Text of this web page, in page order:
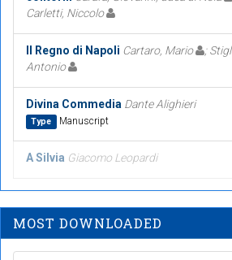
Carletti, Niccolo
Il Regno di Napoli Cartaro, Mario
;
Antonio
Divina Commedia Dante Alighieri
Type Manuscript
A Silvia Giacomo Leopardi
MOST DOWNLOADED